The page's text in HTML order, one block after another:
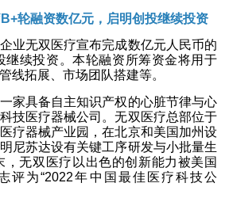
轮融资数亿元，启明创投继续投资
业无双医疗宣布完成数亿元人民币的
继续投资。本轮融资所筹资金将用于
线拓展、市场团队搭建等。
家具备自主知识产权的心脏节律与心
技医疗器械公司。无双医疗总部位于
疗器械产业园，在北京和美国加州设
尼苏达设有关键工序研发与小批量生
，无双医疗以出色的创新能力被美国
评为“2022年中国最佳医疗科技公